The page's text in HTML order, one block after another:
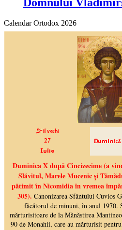
Calendar Ortodox 2026